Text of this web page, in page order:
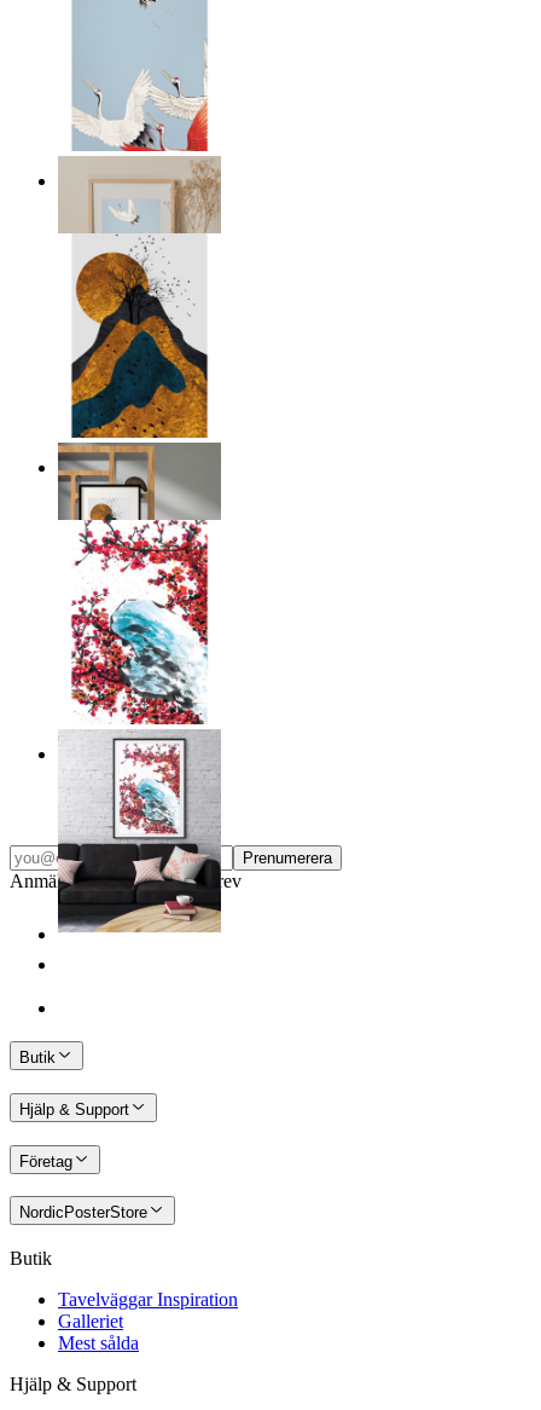
Japandi tranor
299 kr
Naturens lager
Från 149 kr
Japandi blossom
Från
149 kr
Prenumerera
Anmäl dig till vårt Nyhetsbrev
Butik
Hjälp & Support
Företag
NordicPosterStore
Butik
Tavelväggar Inspiration
Galleriet
Mest sålda
Hjälp & Support